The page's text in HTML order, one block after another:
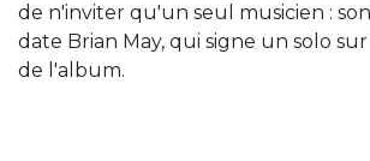
de n'inviter qu'un seul musicien :
date Brian May, qui signe un solo
de l'album.